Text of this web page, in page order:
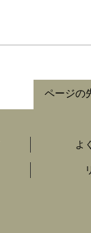
ページの
よ